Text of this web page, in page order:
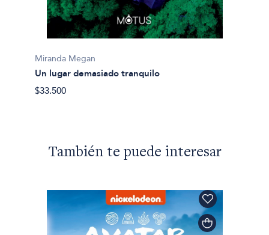
Miranda Megan
Un lugar demasiado tranquilo
$33.500
También te puede interesar